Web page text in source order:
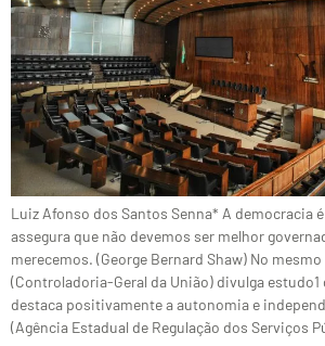
Luiz Afonso dos Santos Senna* A democracia
assegura que não devemos ser melhor
merecemos. (George Bernard Shaw) No
(Controladoria-Geral da União) divulga
destaca positivamente a autonomia e
(Agência Estadual de Regulação dos Serviços